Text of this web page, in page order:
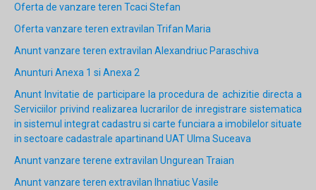
Oferta de vanzare teren Tcaci Stefan
Oferta vanzare teren extravilan Trifan Maria
Anunt vanzare teren extravilan Alexandriuc Paraschiva
Anunturi Anexa 1 si Anexa 2
Anunt Invitatie de participare la procedura de achizitie directa a
Serviciilor privind realizarea lucrarilor de inregistrare sistematica
in sistemul integrat cadastru si carte funciara a imobilelor situate
in sectoare cadastrale apartinand UAT Ulma Suceava
Anunt vanzare terene extravilan Ungurean Traian
Anunt vanzare teren extravilan Ihnatiuc Vasile